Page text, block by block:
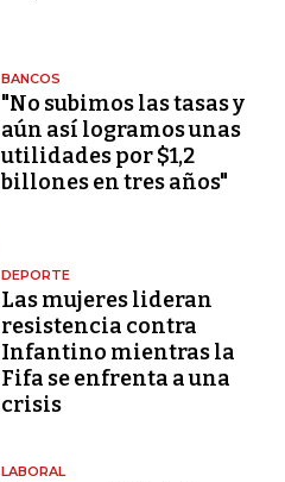
BANCOS
"No subimos las tasas y
aún así logramos unas
utilidades por $1,2
billones en tres años"
DEPORTE
Las mujeres lideran
resistencia contra
Infantino mientras la
Fifa se enfrenta a una
crisis
LABORAL